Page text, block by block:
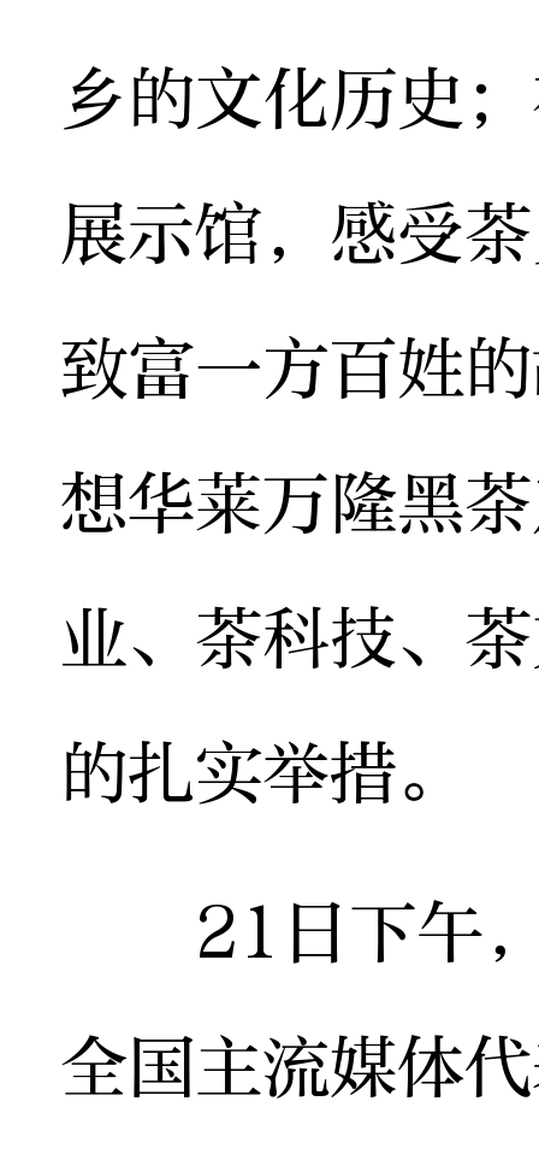
乡的文化历史
展示馆，感受
致富一方百姓
想华莱万隆黑
业、茶科技、
的扎实举措。
21日下午，
全国主流媒体